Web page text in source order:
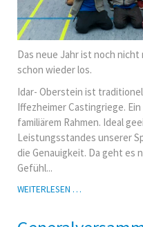
Das neue Jahr ist noch
schon wieder los.
Idar- Oberstein ist
Iffezheimer Castingriege.
familiärem Rahmen. Ideal
Leistungsstandes unserer
die Genauigkeit. Da geht es
Gefühl...
WEITERLESEN …